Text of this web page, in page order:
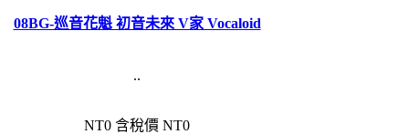
08BG-巡音花魁 初音未來 V家 Vocaloid
..
NT0 含稅價 NT0